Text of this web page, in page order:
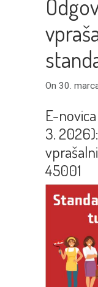
On 30.
E-
3.
45001